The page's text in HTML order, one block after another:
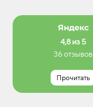
Яндекс
4,8 из 5
36 отзывов
Прочитать